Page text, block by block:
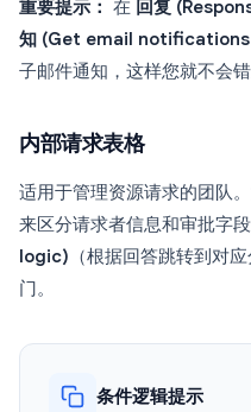
重要提示： 在 回复
知 (Get email
子邮件通知，这样您就不会错
内部请求表格
适用于管理资源请求的团队
来区分请求者信息和审批字
logic) （根据回答跳转到对
门。
条件逻辑提示